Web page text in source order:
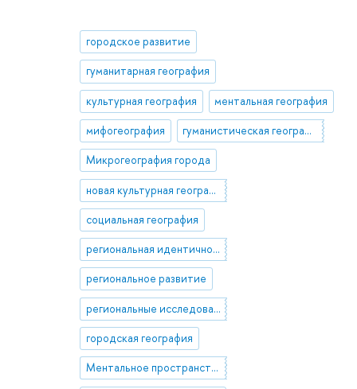
городское развитие
гуманитарная география
культурная география ментальная география
мифогеография гуманистическая география
Микрогеография города
новая культурная география
социальная география
региональная идентичность
региональное развитие
региональные исследования
городская география
Ментальное пространство города